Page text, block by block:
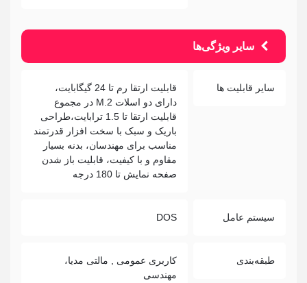
سایر ویژگی‌ها
سایر قابلیت ها
قابلیت ارتقا رم تا 24 گیگابایت،
دارای دو اسلات M.2 در مجموع
قابلیت ارتقا تا 1.5 ترابایت،طراحی
باریک و سبک با سخت افزار قدرتمند
مناسب برای مهندسان، بدنه بسیار
مقاوم و با کیفیت، قابلیت باز شدن
صفحه نمایش تا 180 درجه
سیستم عامل DOS
طبقه‌بندی
کاربری عمومی , مالتی مدیا،
مهندسی